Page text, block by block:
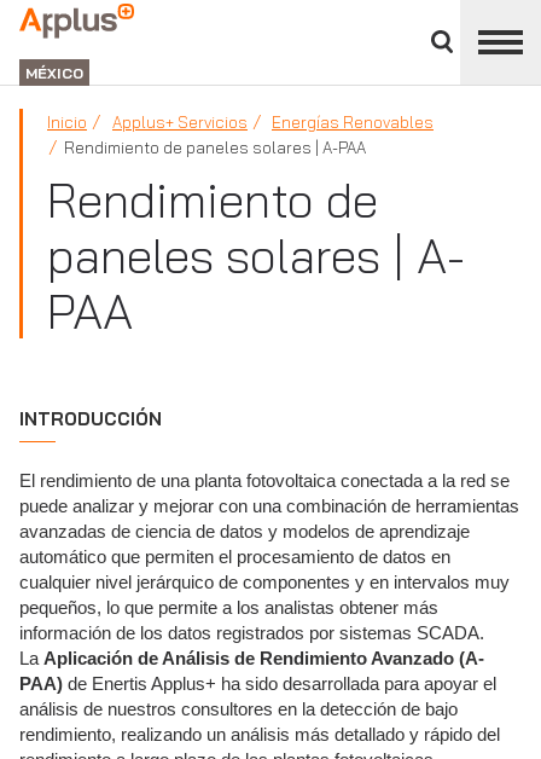
panel
APPLUS+
GROUP
MÉXICO
Inicio Applus+ Servicios
Energías Renovables
Rendimiento de paneles solares | A-PAA
Rendimiento de
paneles solares | A-
PAA
INTRODUCCIÓN
El rendimiento de una planta fotovoltaica conectada a la red se
puede analizar y mejorar con una combinación de herramientas
avanzadas de ciencia de datos y modelos de aprendizaje
automático que permiten el procesamiento de datos en
cualquier nivel jerárquico de componentes y en intervalos muy
pequeños, lo que permite a los analistas obtener más
información de los datos registrados por sistemas SCADA.
La Aplicación de Análisis de Rendimiento Avanzado (A-
PAA) de Enertis Applus+ ha sido desarrollada para apoyar el
análisis de nuestros consultores en la detección de bajo
rendimiento, realizando un análisis más detallado y rápido del